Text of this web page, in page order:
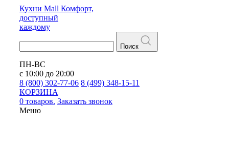
Кухни Mall Комфорт,
доступный
каждому
Поиск
ПН-ВС
с 10:00 до 20:00
8 (800) 302-77-06 8 (499) 348-15-11
КОРЗИНА
0 товаров. Заказать звонок
Меню